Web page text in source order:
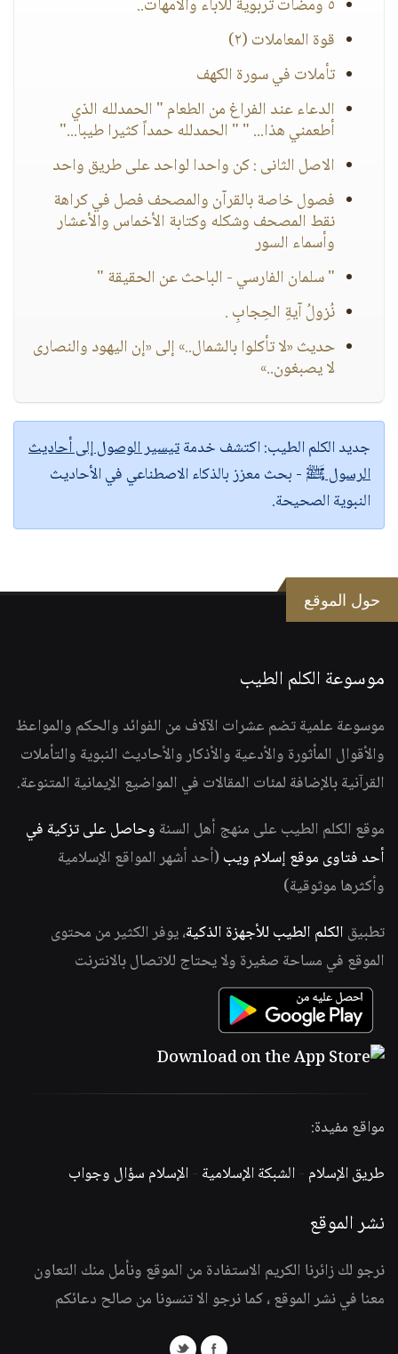
٥ ومضات تربوية للآباء والأمهات..
قوة المعاملات (٢)
تأملات في سورة الكهف
الدعاء عند الفراغ من الطعام " الحمدلله الذي
أطعمني هذا... " " الحمدلله حمداً كثيرا طيبا..."
الاصل الثانى : كن واحدا لواحد على طريق واحد
فصول خاصة بالقرآن والمصحف فصل في كراهة
نقط المصحف وشكله وكتابة الأخماس والأعشار
وأسماء السور
" سلمان الفارسي - الباحث عن الحقيقة "
نُزولُ آيةِ الحِجابِ .
حديث «لا تأكلوا بالشمال..» إلى «إن اليهود والنصارى
لا يصبغون..»
جديد الكلم الطيب:اكتشف خدمةتيسير الوصول إلى أحاديث
الرسول ﷺ - بحث معزز بالذكاء الاصطناعي في الأحاديث
النبوية الصحيحة.
حول الموقع
موسوعة الكلم الطيب
موسوعة علمية تضم عشرات الآلاف من الفوائد والحكم والمواعظ
والأقوال المأثورة والأدعية والأذكار والأحاديث النبوية والتأملات
القرآنية بالإضافة لمئات المقالات في المواضيع الإيمانية المتنوعة.
موقع الكلم الطيب على منهج أهل السنة وحاصل على تزكية في
أحد فتاوى موقع إسلام ويب (أحد أشهر المواقع الإسلامية
وأكثرها موثوقية)
تطبيق الكلم الطيب للأجهزة الذكية، يوفر الكثير من محتوى
الموقع في مساحة صغيرة ولا يحتاج للاتصال بالانترنت
مواقع مفيدة:
طريق الإسلام -الشبكة الإسلامية -الإسلام سؤال وجواب
نشر الموقع
نرجو لك زائرنا الكريم الاستفادة من الموقع ونأمل منك التعاون
معنا في نشر الموقع ، كما نرجو الا تنسونا من صالح دعائكم